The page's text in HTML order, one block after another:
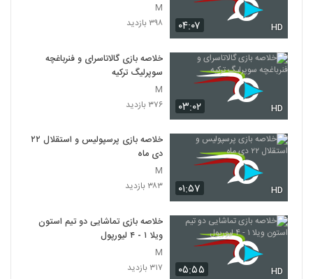
۰۴:۰۷ HD
M
۳۹۸ بازدید
۰۳:۰۲ HD
خلاصه بازی گالاتاسرای و فنرباغچه
سوپرلیگ ترکیه
M
۳۷۶ بازدید
۰۱:۵۷ HD
خلاصه بازی پرسپولیس و استقلال ۲۲
دی ماه
M
۳۸۳ بازدید
۰۵:۵۵ HD
خلاصه بازی تماشایی دو تیم استون
ویلا ۱ - ۴ لیورپول
M
۳۱۷ بازدید